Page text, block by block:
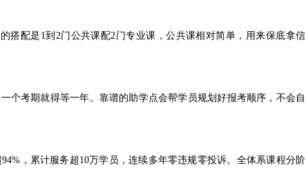
配是1到2门公共课配2门专业课，公共课相对简单，用来保底拿信
考期就得等一年。靠谱的助学点会帮学员规划好报考顺序，不会自
，累计服务超10万学员，连续多年零违规零投诉。全体系课程分阶